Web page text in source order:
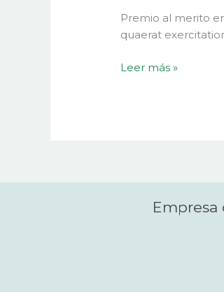
Premio al merito
quaerat
Simon
Bolivar
Leer más »
Empresa